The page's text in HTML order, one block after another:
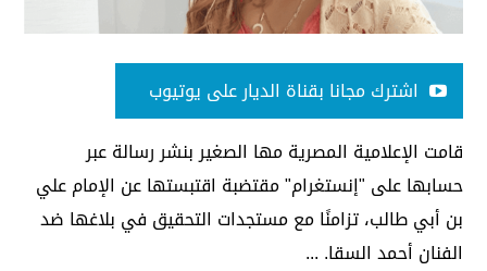
اشترك مجانا بقناة الديار على يوتيوب
قامت الإعلامية المصرية مها الصغير بنشر رسالة عبر
حسابها على "إنستغرام" مقتضبة اقتبستها عن الإمام علي
بن أبي طالب، تزامنًا مع مستجدات التحقيق في بلاغها ضد
الفنان أحمد السقا. ...